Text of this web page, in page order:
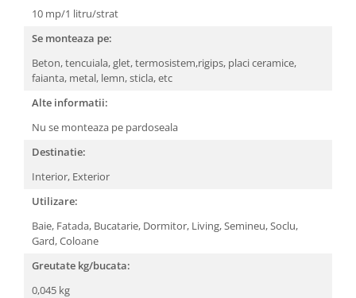
10 mp/1 litru/strat
Se monteaza pe:
Beton, tencuiala, glet, termosistem,rigips, placi ceramice,
faianta, metal, lemn, sticla, etc
Alte informatii:
Nu se monteaza pe pardoseala
Destinatie:
Interior, Exterior
Utilizare:
Baie, Fatada, Bucatarie, Dormitor, Living,Semineu,Soclu,
Gard,Coloane
Greutate kg/bucata:
0,045 kg